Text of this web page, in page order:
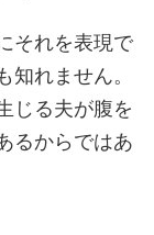
それを表現で
知れません。
じる夫が腹を
るからではあ